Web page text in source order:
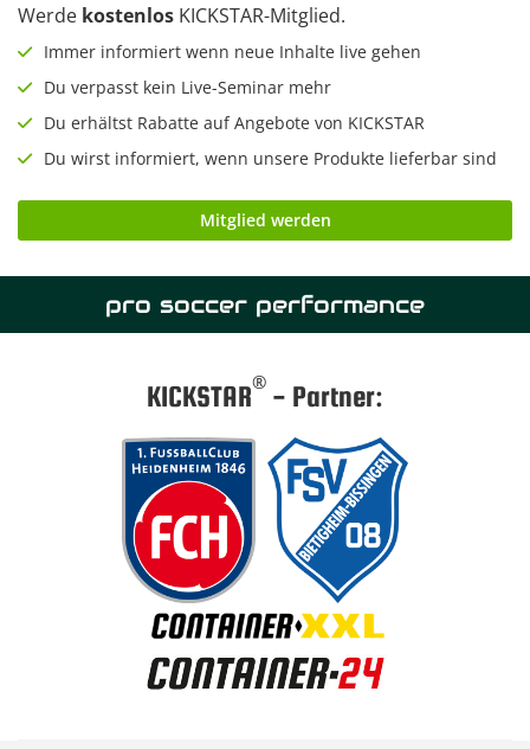
Werde kostenlos KICKSTAR-Mitglied.
Immer informiert wenn neue Inhalte live gehen
Du verpasst kein Live-Seminar mehr
Du erhältst Rabatte auf Angebote von KICKSTAR
Du wirst informiert, wenn unsere Produkte lieferbar sind
Mitglied werden
pro soccer performance
KICKSTAR® - Partner: